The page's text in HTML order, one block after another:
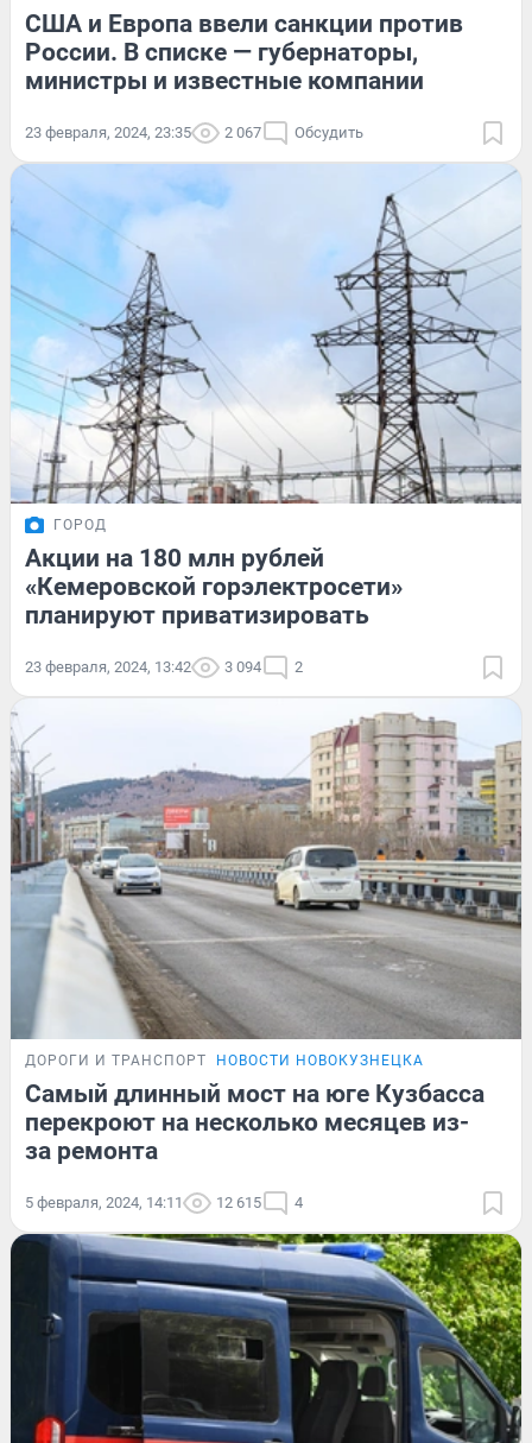
США и Европа ввели санкции против
России. В списке — губернаторы,
министры и известные компании
23 февраля, 2024, 23:35 2 067 Обсудить
ГОРОД
Акции на 180 млн рублей
«Кемеровской горэлектросети»
планируют приватизировать
23 февраля, 2024, 13:42 3 094 2
ДОРОГИ И ТРАНСПОРТ НОВОСТИ НОВОКУЗНЕЦКА
Самый длинный мост на юге Кузбасса
перекроют на несколько месяцев из-
за ремонта
5 февраля, 2024, 14:11 12 615 4